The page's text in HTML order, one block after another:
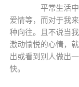
平常生活中
爱情等，而对于我
种向往。且不说当
激动愉悦的心情，
出或看到别人做出
快。